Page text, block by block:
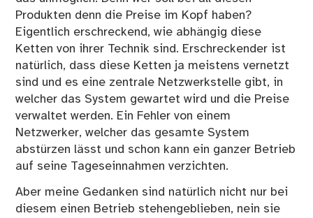
Produkten denn die Preise im Kopf haben?
Eigentlich erschreckend, wie abhängig diese
Ketten von ihrer Technik sind. Erschreckender ist
natürlich, dass diese Ketten ja meistens vernetzt
sind und es eine zentrale Netzwerkstelle gibt, in
welcher das System gewartet wird und die Preise
verwaltet werden. Ein Fehler von einem
Netzwerker, welcher das gesamte System
abstürzen lässt und schon kann ein ganzer Betrieb
auf seine Tageseinnahmen verzichten.
Aber meine Gedanken sind natürlich nicht nur bei
diesem einen Betrieb stehengeblieben, nein sie